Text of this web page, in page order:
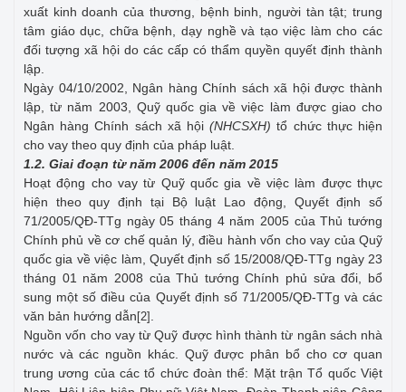
xuất kinh doanh của thương, bệnh binh, người tàn tật; trung
tâm giáo dục, chữa bệnh, dạy nghề và tạo việc làm cho các
đối tượng xã hội do các cấp có thẩm quyền quyết định thành
lập.
Ngày 04/10/2002, Ngân hàng Chính sách xã hội được thành
lập, từ năm 2003, Quỹ quốc gia về việc làm được giao cho
Ngân hàng Chính sách xã hội(NHCSXH) tổ chức thực hiện
cho vay theo quy định của pháp luật.
1.2. Giai đoạn từ năm 2006 đến năm 2015
Hoạt động cho vay từ Quỹ quốc gia về việc làm được thực
hiện theo quy định tại Bộ luật Lao động, Quyết định số
71/2005/QĐ-TTg ngày 05 tháng 4 năm 2005 của Thủ tướng
Chính phủ về cơ chế quản lý, điều hành vốn cho vay của Quỹ
quốc gia về việc làm, Quyết định số 15/2008/QĐ-TTg ngày 23
tháng 01 năm 2008 của Thủ tướng Chính phủ sửa đổi, bổ
sung một số điều của Quyết định số 71/2005/QĐ-TTg và các
văn bản hướng dẫn [2]
Nguồn vốn cho vay từ Quỹ được hình thành từ ngân sách nhà
nước và các nguồn khác. Quỹ được phân bổ cho cơ quan
trung ương của các tổ chức đoàn thể: Mặt trận Tổ quốc Việt